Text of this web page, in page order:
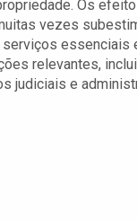
Os
vezes
essenciais
relevantes,
judiciais e